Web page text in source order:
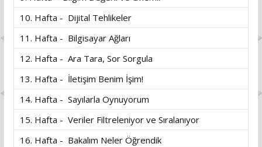
10. Hafta - Dijital Tehlikeler
11. Hafta - Bilgisayar Ağları
12. Hafta - Ara Tara, Sor Sorgula
13. Hafta - İletişim Benim İşim!
14. Hafta - Sayılarla Oynuyorum
15. Hafta - Veriler Filtreleniyor ve Sıralanıyor
16. Hafta - Bakalım Neler Öğrendik